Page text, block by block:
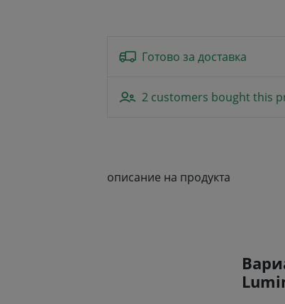
Готово за доставка
2 customers bought this
описание на продукта